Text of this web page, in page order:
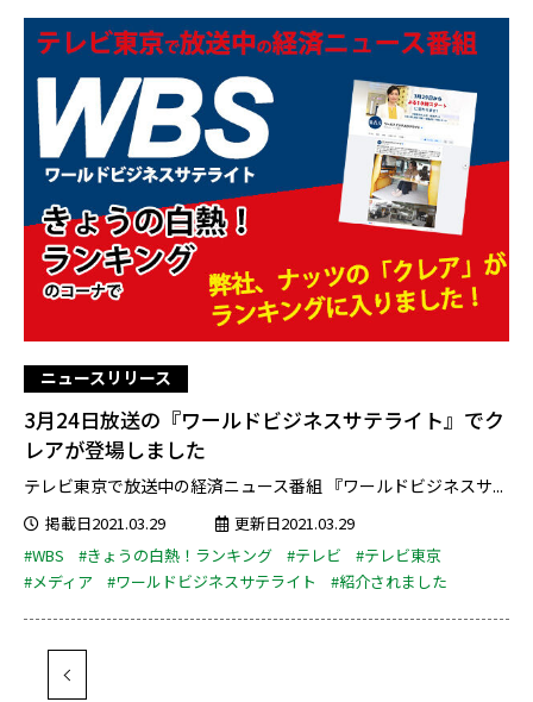
ニュースリリース
3月24日放送の『ワールドビジネスサテライト』でク
レアが登場しました
テレビ東京で放送中の経済ニュース番組 『ワールドビジネスサ...
掲載日2021.03.29
更新日2021.03.29
#WBS
#きょうの白熱！ランキング #テレビ
#テレビ東京
#メディア
#ワールドビジネスサテライト #紹介されました